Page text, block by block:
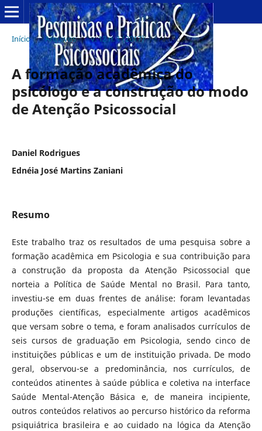
Início / Arquivos / v. 12 n. 1 (2017) / Artigos
A formação acadêmica do
psicólogo e a construção do modo
de Atenção Psicossocial
Daniel Rodrigues
Ednéia José Martins Zaniani
Resumo
Este trabalho traz os resultados de uma pesquisa sobre a
formação acadêmica em Psicologia e sua contribuição para
a construção da proposta da Atenção Psicossocial que
norteia a Política de Saúde Mental no Brasil. Para tanto,
investiu-se em duas frentes de análise: foram levantadas
produções científicas, especialmente artigos acadêmicos
que versam sobre o tema, e foram analisados currículos de
seis cursos de graduação em Psicologia, sendo cinco de
instituições públicas e um de instituição privada. De modo
geral, observou-se a predominância, nos currículos, de
conteúdos atinentes à saúde pública e coletiva na interface
Saúde Mental-Atenção Básica e, de maneira incipiente,
outros conteúdos relativos ao percurso histórico da reforma
psiquiátrica brasileira e ao cuidado na lógica da Atenção